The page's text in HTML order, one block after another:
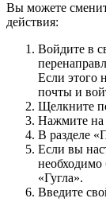
Вы можете
действия:
Войдите в
Если этого
почты и
Щелкните
Нажмите на
В разделе
Если вы
необходимо
«Гугла».
Введите